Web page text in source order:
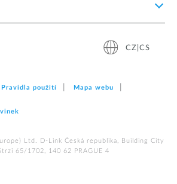
CZ|CS
Pravidla použití Mapa webu
Ltd. D-Link Česká republika, Building City
65/1702, 140 62 PRAGUE 4